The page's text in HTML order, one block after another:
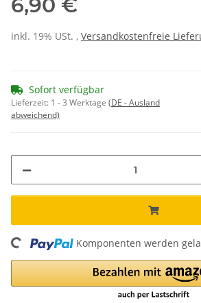
6,90 €
inkl. 19% USt. , Versandkostenfreie
Sofort verfügbar
Lieferzeit: 1 - 3 Werktage (DE - Ausland
abweichend)
Loading... Komponenten werden